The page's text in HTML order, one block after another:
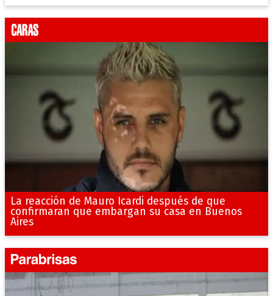
La reacción de Mauro Icardi después de que
confirmaran que embargan su casa en Buenos
Aires